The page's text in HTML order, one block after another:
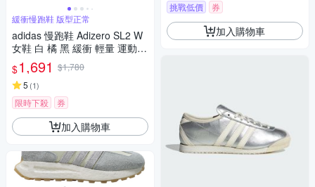
緩衝慢跑鞋 版型正常
adidas 慢跑鞋 Adizero SL2 W
女鞋 白 橘 黑 緩衝 輕量 運動鞋
愛迪達 IF6764
$1,691 $1,780
5 (1)
限時下殺 券
加入購物車
挑戰低價 券
加入購物車